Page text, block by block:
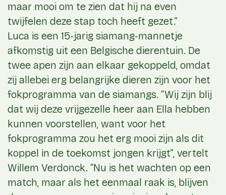
maar mooi om te zien dat hij na even
twijfelen deze stap toch heeft gezet.”
Luca is een 15-jarig siamang-mannetje
afkomstig uit een Belgische dierentuin. De
twee apen zijn aan elkaar gekoppeld, omdat
zij allebei erg belangrijke dieren zijn voor het
fokprogramma van de siamangs. “Wij zijn blij
dat wij deze vrijgezelle heer aan Ella hebben
kunnen voorstellen, want voor het
fokprogramma zou het erg mooi zijn als dit
koppel in de toekomst jongen krijgt”, vertelt
Willem Verdonck. “Nu is het wachten op een
match, maar als het eenmaal raak is, blijven